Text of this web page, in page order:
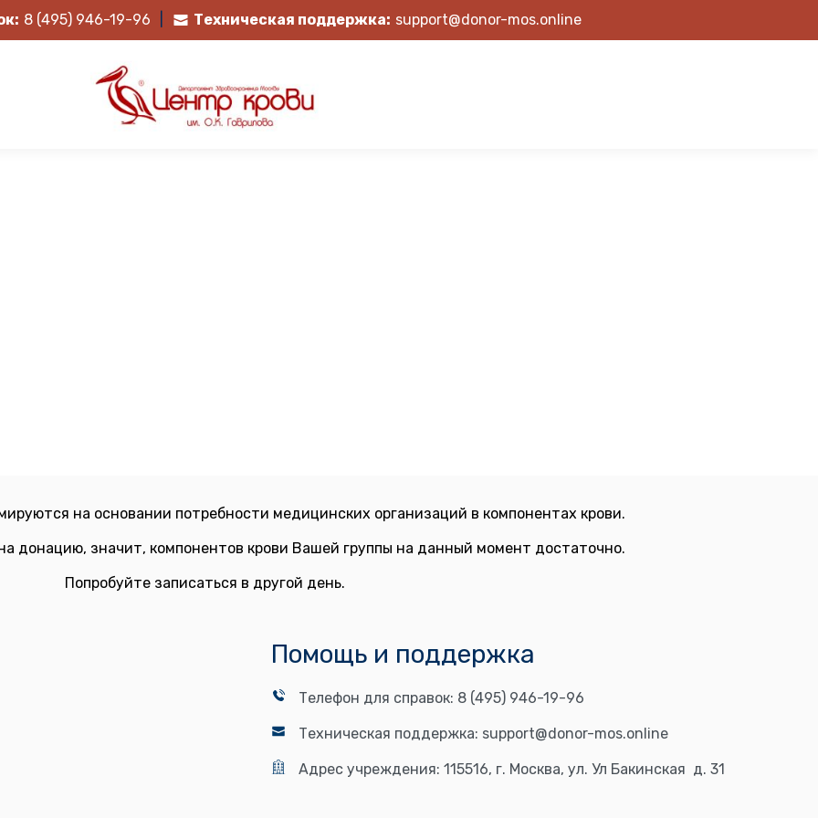
8 (495) 946-19-96 Техническая поддержка: support@donor-mos.online
на основании потребности медицинских организаций в компонентах крови.
донацию, значит, компонентов крови Вашей группы на данный момент достаточно.
Попробуйте записаться в другой день.
Помощь и поддержка
Телефон для справок: 8 (495) 946-19-96
Техническая поддержка: support@donor-mos.online
Адрес учреждения: 115516, г. Москва, ул. Ул Бакинская д. 31